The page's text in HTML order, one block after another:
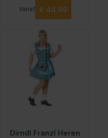
Vanaf Vanaf
€ 44,99
Dirndl Franzl Heren